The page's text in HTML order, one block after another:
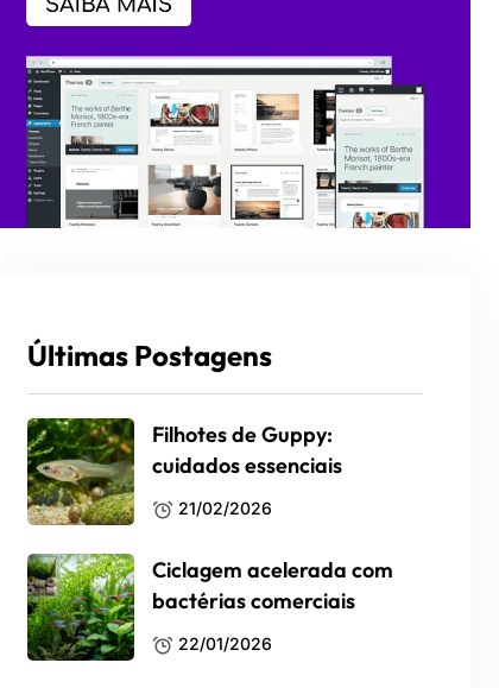
Últimas Postagens
Filhotes de Guppy:
cuidados essenciais
21/02/2026
Ciclagem acelerada com
bactérias comerciais
22/01/2026